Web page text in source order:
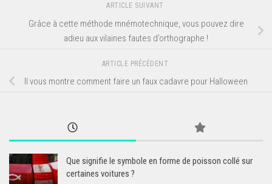
ARTICLE SUIVANT
Grâce à cette méthode mnémotechnique, vous pouvez dire
adieu aux vilaines fautes d’orthographe !
ARTICLE PRÉCÉDENT
Il vous montre comment faire un faux cadavre pour Halloween
Que signifie le symbole en forme de poisson collé sur
certaines voitures ?